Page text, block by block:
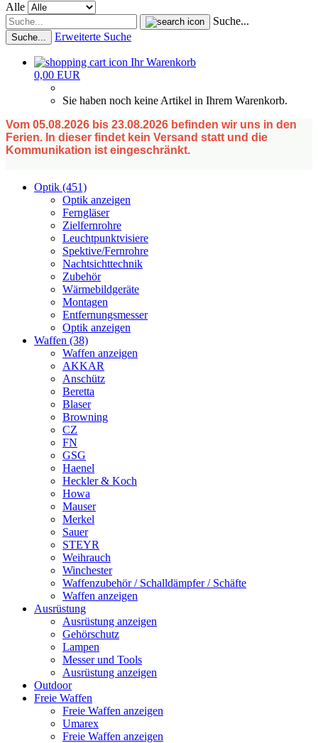
Alle
Suche...
Suche... Erweiterte Suche
Ihr Warenkorb
0,00 EUR
Sie haben noch keine Artikel in Ihrem Warenkorb.
Vom 05.08.2026 bis 23.08.2026 befinden wir uns in den
Ferien. In dieser findet kein Versand statt und die
Kommunikation ist eingeschränkt.
Optik (451)
Optik anzeigen
Ferngläser
Zielfernrohre
Leuchtpunktvisiere
Spektive/Fernrohre
Nachtsichttechnik
Zubehör
Wärmebildgeräte
Montagen
Entfernungsmesser
Optik anzeigen
Waffen (38)
Waffen anzeigen
AKKAR
Anschütz
Beretta
Blaser
Browning
CZ
FN
GSG
Haenel
Heckler & Koch
Howa
Mauser
Merkel
Sauer
STEYR
Weihrauch
Winchester
Waffenzubehör / Schalldämpfer / Schäfte
Waffen anzeigen
Ausrüstung
Ausrüstung anzeigen
Gehörschutz
Lampen
Messer und Tools
Ausrüstung anzeigen
Outdoor
Freie Waffen
Freie Waffen anzeigen
Umarex
Freie Waffen anzeigen